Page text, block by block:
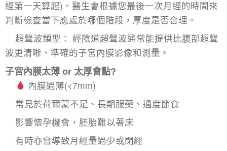
經第一天算起)。醫生會根據您最後一次月經的時間來
判斷檢查當下應處於哪個階段，厚度是否合理。
超聲波類型： 經陰道超聲波通常能提供比腹部超聲
波更清晰、準確的子宮內膜影像和測量。
子宮內膜太薄 or 太厚會點?
內膜過薄(<7mm)
常見於荷爾蒙不足、長期服藥、過度節食
影響懷孕機會，胚胎難以著床
有時亦會導致月經量過少或閉經